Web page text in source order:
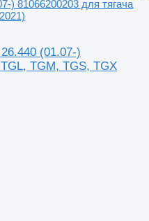
) 81066200203 для тягача
(01.07-)
TGM, TGS, TGX